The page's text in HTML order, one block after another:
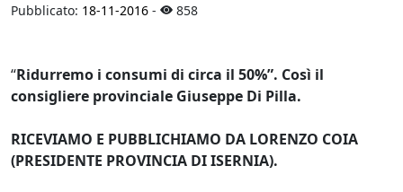
Pubblicato: 18-11-2016 - 858
“Ridurremo i consumi di circa il 50%”. Così il
consigliere provinciale Giuseppe Di Pilla.
RICEVIAMO E PUBBLICHIAMO DA LORENZO COIA
(PRESIDENTE PROVINCIA DI ISERNIA).